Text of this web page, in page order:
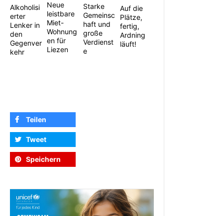
Alkoholisi
erter
Lenker in
den
Gegenver
kehr
Neue
leistbare
Miet-
Wohnung
en für
Liezen
Starke
Gemeinsc
haft und
große
Verdienst
e
Auf die
Plätze,
fertig,
Ardning
läuft!
Teilen
Tweet
Speichern